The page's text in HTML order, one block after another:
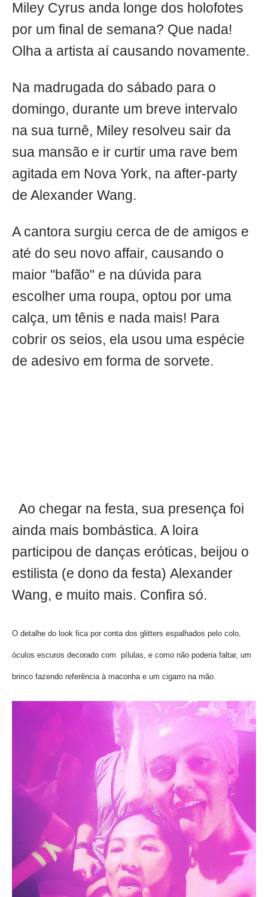
Miley Cyrus anda longe dos holofotes
por um final de semana? Que nada!
Olha a artista aí causando novamente.
Na madrugada do sábado para o
domingo, durante um breve intervalo
na sua turnê, Miley resolveu sair da
sua mansão e ir curtir uma rave bem
agitada em Nova York, na after-party
de Alexander Wang.
A cantora surgiu cerca de de amigos e
até do seu novo affair, causando o
maior "bafão" e na dúvida para
escolher uma roupa, optou por uma
calça, um tênis e nada mais! Para
cobrir os seios, ela usou uma espécie
de adesivo em forma de sorvete.
Ao chegar na festa, sua presença foi
ainda mais bombástica. A loira
participou de danças eróticas, beijou o
estilista (e dono da festa) Alexander
Wang, e muito mais. Confira só.
O detalhe do look fica por conta dos glitters espalhados pelo colo,
óculos escuros decorado com pílulas, e como não poderia faltar, um
brinco fazendo referência à maconha e um cigarro na mão.